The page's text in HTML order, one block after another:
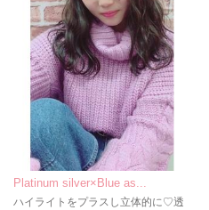
Platinum silver×Blue as...
ハイライトをプラスし立体的に♡透